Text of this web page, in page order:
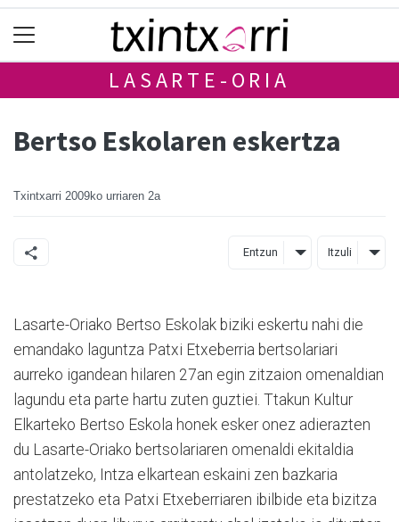
LASARTE-ORIA
Bertso Eskolaren eskertza
Txintxarri 2009ko urriaren 2a
Entzun Itzuli
Lasarte-Oriako Bertso Eskolak biziki eskertu nahi die
emandako laguntza Patxi Etxeberria bertsolariari
aurreko igandean hilaren 27an egin zitzaion omenaldian
lagundu eta parte hartu zuten guztiei. Ttakun Kultur
Elkarteko Bertso Eskola honek esker onez adierazten
du Lasarte-Oriako bertsolariaren omenaldi ekitaldia
antolatzeko, Intza elkartean eskaini zen bazkaria
prestatzeko eta Patxi Etxeberriaren ibilbide eta bizitza